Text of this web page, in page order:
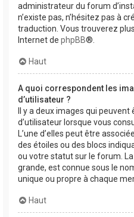
administrateur du forum
n’existe pas, n’hésitez pas à
traduction. Vous trouverez
Internet de phpBB®.
Haut
A quoi correspondent les
d’utilisateur ?
Il y a deux images qui
d’utilisateur lorsque vous
L’une d’elles peut être
des étoiles ou des blocs
ou votre statut sur le forum.
grande, est connue sous le
unique ou propre à chaque
Haut